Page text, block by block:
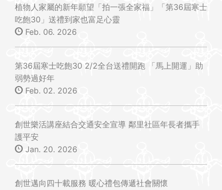
植物人家屬的新年願望「拍一張全家福」「第36屆寒士
吃飽30」送禮到家也富足心靈
Feb. 06. 2026
第36屆寒士吃飽30 2/2全台送禮開跑 「馬上開運」助
弱勢過好年
Feb. 02. 2026
創世樂活講座結合交通安全宣導 鄰里社區年長者攜手
護平安
Jan. 20. 2026
創世邁向四十載服務 暖心禮包傳遞社會關懷